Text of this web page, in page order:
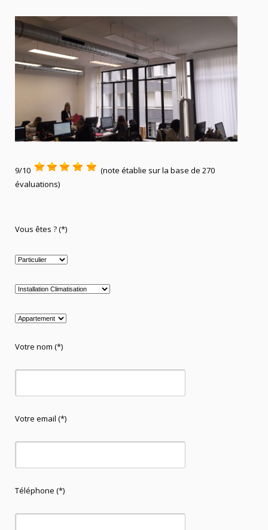
9/10
(note établie sur la base de 270
évaluations)
Vous êtes ? (*)
Votre nom (*)
Votre email (*)
Téléphone (*)